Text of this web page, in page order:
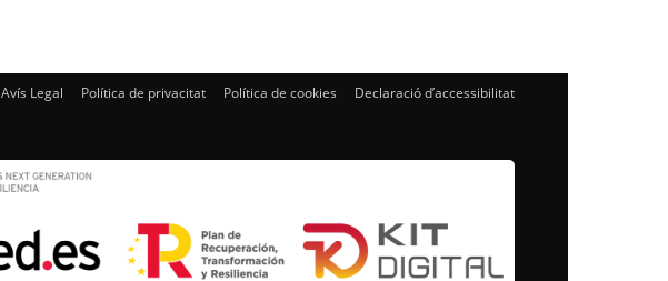
Avís Legal Política de privacitat Política de cookies Declaració d’accessibilitat